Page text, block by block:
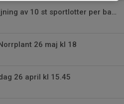
Obligatorisk försäljning av 10 st sportlotter per barn
26 maj kl 18
26 april kl 15.45